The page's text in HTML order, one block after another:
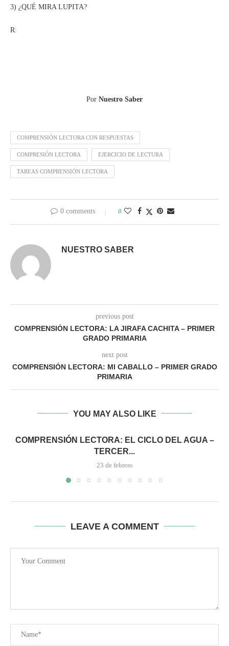
3) ¿QUÉ MIRA LUPITA?
R:
Por Nuestro Saber
COMPRENSIÓN LECTORA CON RESPUESTAS
COMPRESIÓN LECTORA EJERCICIO DE LECTURA
TAREAS COMPRENSIÓN LECTORA
0 comments 0
NUESTRO SABER
previous post
COMPRENSIÓN LECTORA: LA JIRAFA CACHITA – PRIMER
GRADO PRIMARIA
next post
COMPRENSIÓN LECTORA: MI CABALLO – PRIMER GRADO
PRIMARIA
YOU MAY ALSO LIKE
COMPRENSIÓN LECTORA: EL CICLO DEL AGUA –
TERCER...
23 de febrero
LEAVE A COMMENT